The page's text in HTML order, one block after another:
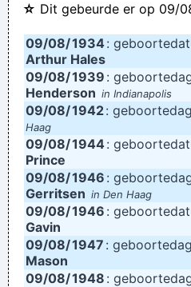
quite aware of what they´
There are things
I go to a very visual place
and I get this feeling of
He's a poet, he's a
him walking on water~
Bono when he received his
(Annoyed) Nothing!
happened in that
☆ Dit gebeurde er op 09/
09/08/1934 :
Arthur Hales
09/08/1939 :
Henderson in Indianapolis
09/08/1942: geboortedag
Haag
09/08/1944:
Prince
09/08/1946 :
Gerritsen in Den Haag
09/08/1946 :
Gavin
09/08/1947 : geboortedag
Mason
09/08/1948 :